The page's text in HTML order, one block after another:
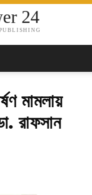
24
মামলায়
রাফসান